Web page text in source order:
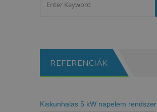
REFERENCIÁK
Kiskunhalas 5 kW napelem rendszer